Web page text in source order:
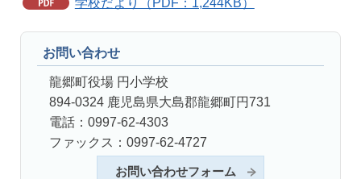
お問い合わせ
龍郷町役場 円小学校
894-0324 鹿児島県大島郡龍郷町円731
電話：0997-62-4303
ファックス：0997-62-4727
お問い合わせフォーム